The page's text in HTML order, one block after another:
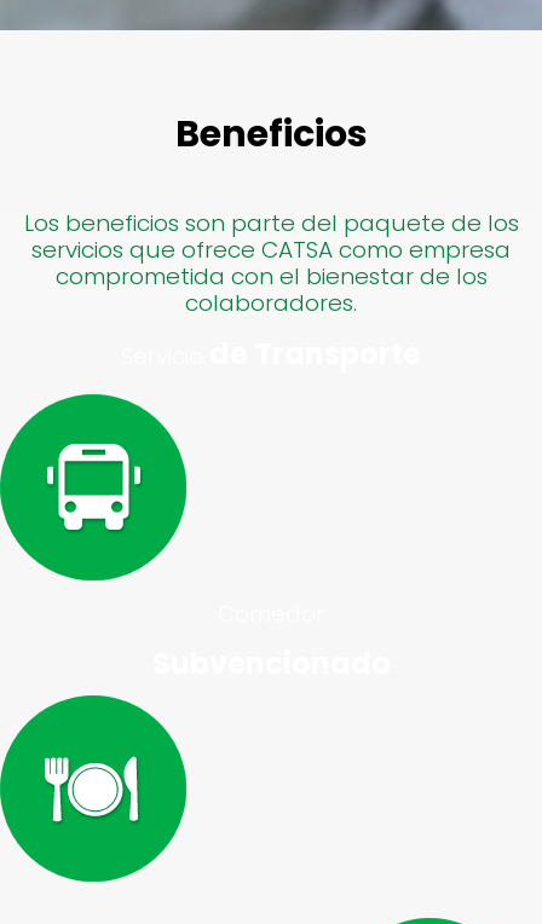
Beneficios
Los beneficios son parte del paquete de los
servicios que ofrece CATSA como empresa
comprometida con el bienestar de los
colaboradores.